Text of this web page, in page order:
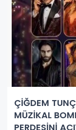
ÇİĞDEM
MÜZİKAL
PERDESİNİ